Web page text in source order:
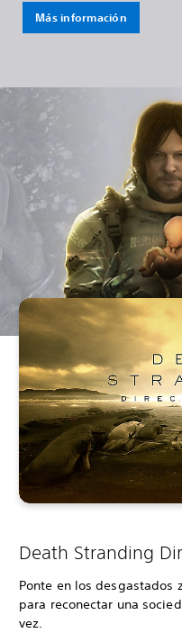
Más información
Death Stranding
Ponte en los desgastados
para reconectar una
vez.